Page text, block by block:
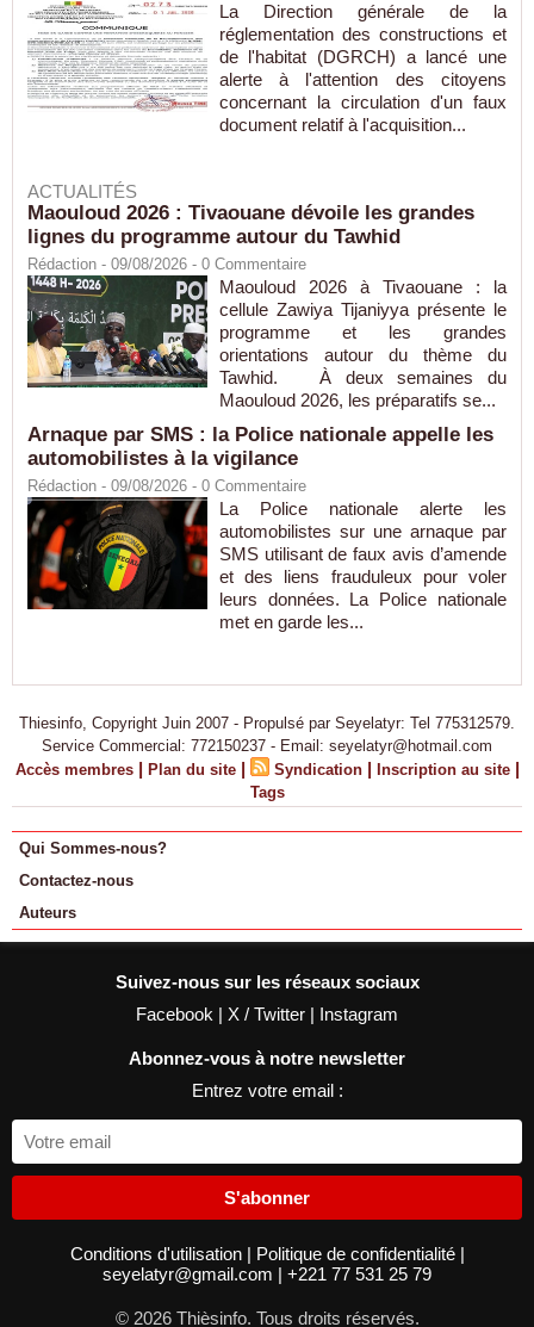
La Direction générale de la
réglementation des constructions et
de l'habitat (DGRCH) a lancé une
alerte à l'attention des citoyens
concernant la circulation d'un faux
document relatif à l'acquisition...
ACTUALITÉS
Maouloud 2026 : Tivaouane dévoile les grandes
lignes du programme autour du Tawhid
Rédaction - 09/08/2026 - 0 Commentaire
Maouloud 2026 à Tivaouane : la
cellule Zawiya Tijaniyya présente le
programme et les grandes
orientations autour du thème du
Tawhid. À deux semaines du
Maouloud 2026, les préparatifs se...
Arnaque par SMS : la Police nationale appelle les
automobilistes à la vigilance
Rédaction - 09/08/2026 - 0 Commentaire
La Police nationale alerte les
automobilistes sur une arnaque par
SMS utilisant de faux avis d’amende
et des liens frauduleux pour voler
leurs données. La Police nationale
met en garde les...
Thiesinfo, Copyright Juin 2007 - Propulsé par Seyelatyr: Tel 775312579.
Service Commercial: 772150237 - Email: seyelatyr@hotmail.com
Accès membres | Plan du site | Syndication | Inscription au site |
Tags
Qui Sommes-nous?
Contactez-nous
Auteurs
Suivez-nous sur les réseaux sociaux
Facebook | X / Twitter | Instagram
Abonnez-vous à notre newsletter
Entrez votre email :
S'abonner
Conditions d'utilisation | Politique de confidentialité |
seyelatyr@gmail.com | +221 77 531 25 79
© 2026 Thièsinfo. Tous droits réservés.